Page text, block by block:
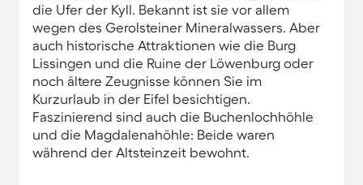
die Ufer der Kyll. Bekannt ist sie vor allem
wegen des Gerolsteiner Mineralwassers. Aber
auch historische Attraktionen wie die Burg
Lissingen und die Ruine der Löwenburg oder
noch ältere Zeugnisse können Sie im
Kurzurlaub in der Eifel besichtigen.
Faszinierend sind auch die Buchenlochhöhle
und die Magdalenahöhle: Beide waren
während der Altsteinzeit bewohnt.